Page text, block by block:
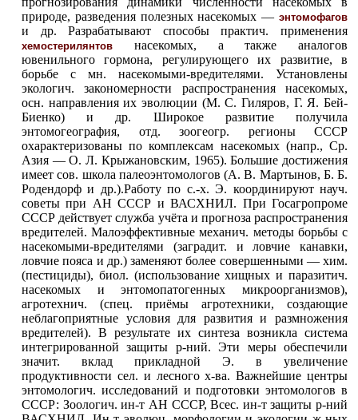
природе, разведения полезных насекомых — энтомофагов
и др. Разрабатывают способы практич. применения
хемостерилянтов насекомых, а также аналогов
ювенильного гормона, регулирующего их развитие, в
борьбе с мн. насекомыми-вредителями. Установлены
экологич. закономерности распространения насекомых,
осн. направления их эволюции (М. С. Гиляров, Г. Я. Бей-
Биенко) и др. Широкое развитие получила
энтомогеография, отд. зоогеогр. регионы СССР
охарактеризованы по комплексам насекомых (напр., Ср.
Азия — О. Л. Крыжановским, 1965). Большие достижения
имеет сов. школа палеоэнтомологов (А. В. Мартынов, Б. Б.
Родендорф и др.).Работу по с.-х. Э. координируют науч.
советы при АН СССР и ВАСХНИЛ. При Госагропроме
СССР действует служба учёта и прогноза распространения
вредителей. Малоэффективные механич. методы борьбы с
насекомыми-вредителями (заградит. и ловчие канавки,
ловчие пояса и др.) заменяют более совершенными — хим.
(пестициды), биол. (использование хищных и паразитич.
насекомых и энтомопатогенных микроорганизмов),
агротехнич. (спец. приёмы агротехники, создающие
неблагоприятные условия для развития и размножения
вредителей). В результате их синтеза возникла система
интегрированной защиты р-ний. Эти меры обеспечили
значит. вклад прикладной Э. в увеличение
продуктивности сел. и лесного х-ва. Важнейшие центры
энтомологич. исследований и подготовки энтомологов в
СССР: Зоологич. ин-т АН СССР, Всес. ин-т защиты р-ний